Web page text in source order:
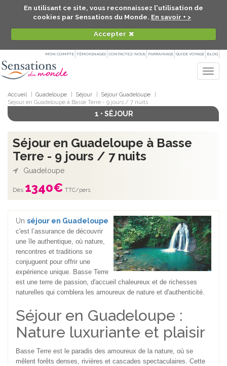
En utilisant ce site, vous reconnaissez l'utilisation de
cookies par Sensations du Monde. En savoir + >
Accepter
MON COMPTE TÉMOIGNAGES CONTACTEZ-NOUS PARRAINAGE GUIDE VOYAGE BLOG
Accueil Guadeloupe Séjour
Séjour Guadeloupe
Séjour en Guadeloupe à Basse Terre - 9 jours / 7 nuits
1 • SÉJOUR
Séjour en Guadeloupe à Basse
Terre - 9 jours / 7 nuits
Guadeloupe
Dès 1340€ TTC/pers.
Un séjour en Guadeloupe
c'est l’assurance de découvrir
une île authentique, où nature,
rencontres et traditions se
conjuguent pour offrir une
expérience unique. Basse Terre
est une terre de passion, d'accueil chaleureux et de richesses
naturelles qui comblera les amoureux de nature et d'authenticité.
Séjour en Guadeloupe :
Nature luxuriante et plaisir
Basse Terre est le paradis des amoureux de la nature, où se
mêlent forêts denses, rivières et cascades spectaculaires. Cette